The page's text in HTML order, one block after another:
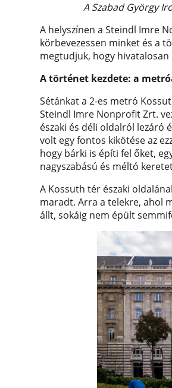
A Szabad György
A helyszínen a Steindl Imre
körbevezessen minket és a
megtudjuk, hogy
A történet kezdete: a
Sétánkat a 2-es metró
Steindl Imre Nonprofit Zrt.
északi és déli oldalról lezáró
volt egy fontos kikötése az
hogy bárki is építi fel őket,
nagyszabású és méltó
A Kossuth tér északi
maradt. Arra a telekre, ahol
állt, sokáig nem épült